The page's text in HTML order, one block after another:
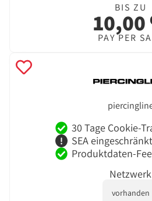
BIS ZU
10,00
PAY PER
30 Tage Cookie-
SEA
Produktdaten-
Netzwerk
vorhanden